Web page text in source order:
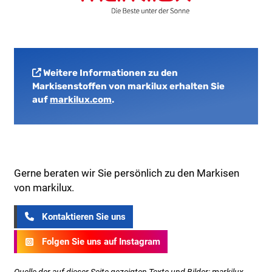
Weitere Informationen zu den
Markisenstoffen von markilux erhalten Sie
aufmarkilux.com.
Gerne beraten wir Sie persönlich zu den Markisen
von markilux.
Kontaktieren Sie uns
Folgen Sie uns auf Instagram